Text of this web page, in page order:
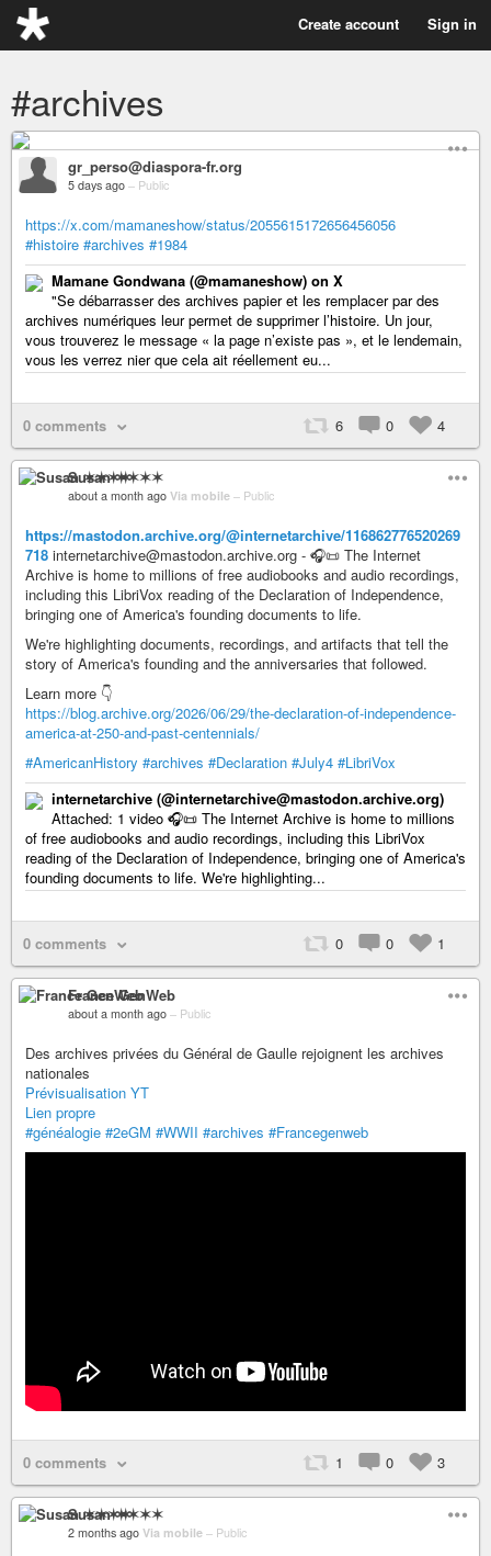
Create account Sign in
#archives
gr_perso@diaspora-fr.org
5 days ago – Public
https://x.com/mamaneshow/status/2055615172656456056
#histoire #archives #1984
Mamane Gondwana (@mamaneshow) on X
"Se débarrasser des archives papier et les remplacer par des
archives numériques leur permet de supprimer l’histoire. Un jour,
vous trouverez le message « la page n’existe pas », et le lendemain,
vous les verrez nier que cela ait réellement eu...
0 comments 6 0 4
Susan ✶✶✶✶
about a month ago Via mobile – Public
https://mastodon.archive.org/@internetarchive/116862776520269
718 internetarchive@mastodon.archive.org - 🎧📜 The Internet
Archive is home to millions of free audiobooks and audio recordings,
including this LibriVox reading of the Declaration of Independence,
bringing one of America's founding documents to life.
We're highlighting documents, recordings, and artifacts that tell the
story of America's founding and the anniversaries that followed.
Learn more 👇
https://blog.archive.org/2026/06/29/the-declaration-of-independence-
america-at-250-and-past-centennials/
#AmericanHistory #archives #Declaration #July4 #LibriVox
internetarchive (@internetarchive@mastodon.archive.org)
Attached: 1 video 🎧📜 The Internet Archive is home to millions
of free audiobooks and audio recordings, including this LibriVox
reading of the Declaration of Independence, bringing one of America's
founding documents to life. We're highlighting...
0 comments 0 0 1
France GenWeb
about a month ago – Public
Des archives privées du Général de Gaulle rejoignent les archives
nationales
Prévisualisation YT
Lien propre
#généalogie #2eGM #WWII #archives #Francegenweb
0 comments 1 0 3
Susan ✶✶✶✶
2 months ago Via mobile – Public